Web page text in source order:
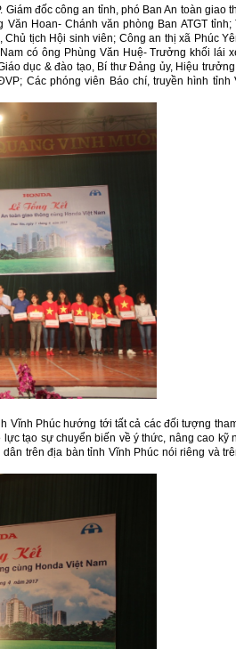
đốc công an tỉnh, phó Ban An toàn giao
Hoan- Chánh văn phòng Ban ATGT tỉnh;
tịch Hội sinh viên; Công an thị xã Phúc
có ông Phùng Văn Huệ- Trưởng khối lái
dục & đào tạo, Bí thư Đảng ủy, Hiệu
Các phóng viên Báo chí, truyền hình tỉnh
Vĩnh Phúc hướng tới tất cả các đối tượng
tạo sự chuyển biến về ý thức, nâng cao kỹ
trên địa bàn tỉnh Vĩnh Phúc nói riêng và